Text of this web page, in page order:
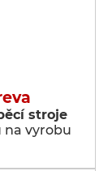
stroje
vyrobu